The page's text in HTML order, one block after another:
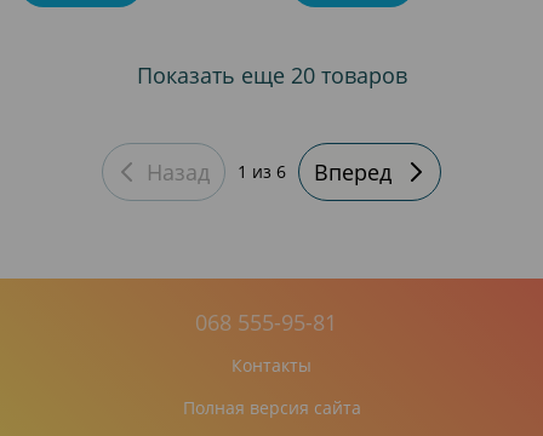
Показать еще 20 товаров
Назад 1 из 6 Вперед
068 555-95-81
Контакты
Полная версия сайта